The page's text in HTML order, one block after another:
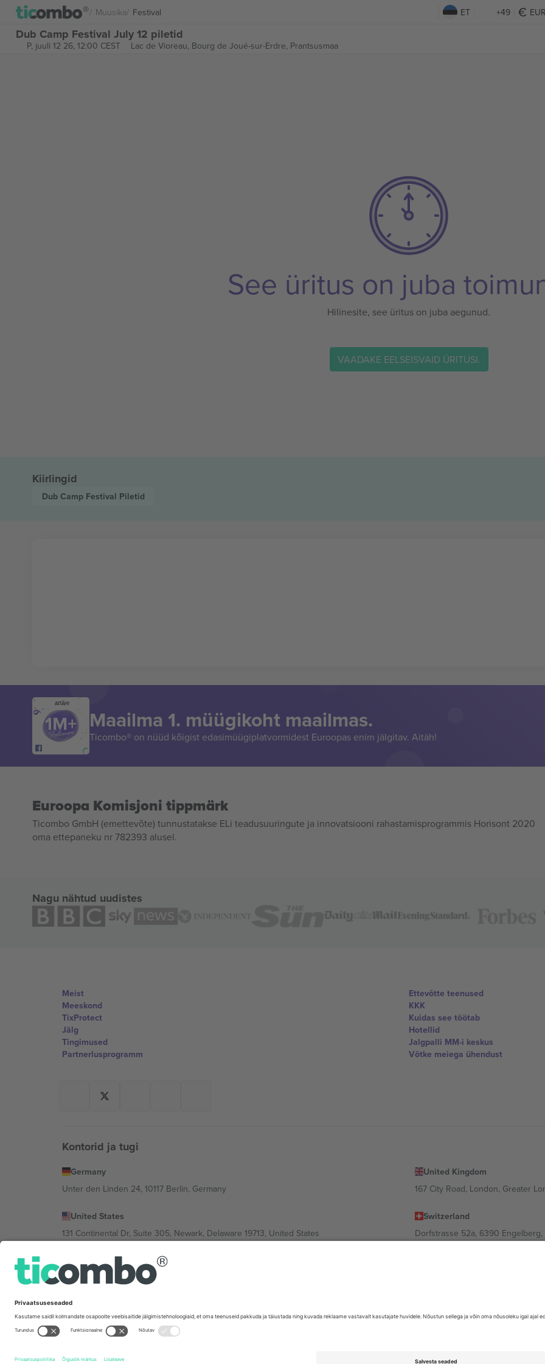
Muusika Festival ET +49
Dub Camp Festival July 12 piletid
P, juuli 12 26, 12:00 CEST Lac de Vioreau, Bourg de Joué-sur-Erdre, Prantsusmaa
See üritus on juba
Hilinesite, see üritus on juba aegunud.
VAADAKE EELSEISVAID ÜRITUSI.
Kiirlingid
Dub Camp Festival Piletid
AITÄH!
Maailma 1. müügikoht maailmas.
Ticombo® on nüüd kõigist edasimüügiplatvormidest Euroopas enim jälgitav. Aitäh!
Euroopa Komisjoni tippmärk
Ticombo GmbH (emettevõte) tunnustatakse ELi teadusuuringute ja innovatsiooni rahastamisprogrammis Horisont 2020
oma ettepaneku nr 782393 alusel.
Nagu nähtud uudistes
Meist
Meeskond
TixProtect
Jälg
Tingimused
Partnerlusprogramm
Ettevõtte teenused
KKK
Kuidas see töötab
Hotellid
Jalgpalli MM-i keskus
Võtke meiega ühendust
Kontorid ja tugi
Germany
Unter den Linden 24, 10117 Berlin, Germany
United Kingdom
167 City Road, London, Greater
United States
131 Continental Dr, Suite 305, Newark, Delaware 19713, United States
Switzerland
Dorfstrasse 52a, 6390
Bulgaria
Regus Sofia City West, bul Totleben 53-55, 1606 Sofia, Bulgaria
Mexico
Av Chapultepec 360, Roma Norte, Cuauhtémoc, 06700 Ciudad de México, CDMX, Mexico
Tingimused.© 2026 Ticombo. Kõik õigused kaitstud.